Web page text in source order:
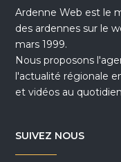
Ardenne Web est le
des ardennes sur le
mars 1999.
Nous proposons
l'actualité régionale
et vidéos au
SUIVEZ NOUS